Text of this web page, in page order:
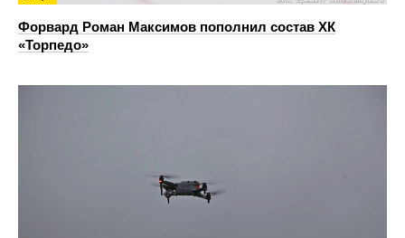
Форвард Роман Максимов пополнил состав ХК
«Торпедо»